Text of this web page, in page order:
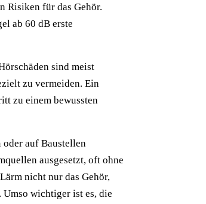
Risiken für das Gehör.
ab 60 dB erste
sind meist
zu vermeiden. Ein
zu einem bewussten
oder auf Baustellen
ausgesetzt, oft ohne
nicht nur das Gehör,
wichtiger ist es, die